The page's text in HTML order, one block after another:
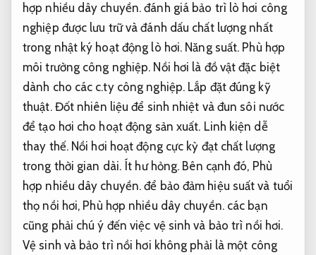
hợp nhiều dây chuyền. đánh giá bảo trì lò hơi công
nghiệp được lưu trữ và đánh dấu chất lượng nhất
trong nhật ký hoạt động lò hơi. Năng suất. Phù hợp
môi trường công nghiệp. Nồi hơi là đồ vật đặc biệt
dành cho các c.ty công nghiệp. Lắp đặt đúng kỹ
thuật.Đốt nhiên liệu để sinh nhiệt và đun sôi nước
để tạo hơi cho hoạt động sản xuất. Linh kiện dễ
thay thế.Nồi hơi hoạt động cực kỳ đạt chất lượng
trong thời gian dài. Ít hư hỏng. Bên cạnh đó, Phù
hợp nhiều dây chuyền. để bảo đảm hiệu suất và tuổi
thọ nồi hơi, Phù hợp nhiều dây chuyền.các bạn
cũng phải chú ý đến việc vệ sinh và bảo trì nồi hơi.
Vệ sinh và bảo trì nồi hơi không phải là một công